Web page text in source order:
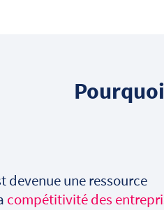
devenue une ressource
compétitivité des